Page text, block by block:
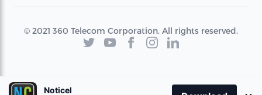
© 2021 360 Telecom Corporation. All rights reserved.
Noticel